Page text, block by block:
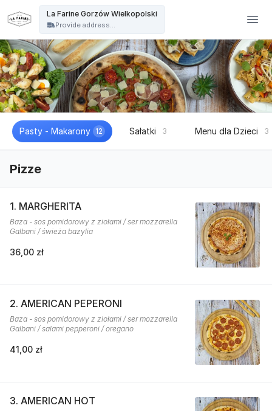
La Farine Gorzów Wielkopolski
Provide address...
Pasty - Makarony 12 Sałatki 3 Menu dla Dzieci 3
Pizze
1. MARGHERITA
Baza - sos pomidorowy z ziołami / ser mozzarella
Galbani / świeża bazylia
36,00 zł
2. AMERICAN PEPERONI
Baza - sos pomidorowy z ziołami / ser mozzarella
Galbani / salami pepperoni / oregano
41,00 zł
3. AMERICAN HOT